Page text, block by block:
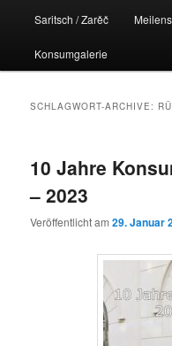
Saritsch / Zarěč
Konsumgalerie
SCHLAGWORT-ARCHIVE:
10 Jahre
– 2023
Veröffentlicht am29. Januar